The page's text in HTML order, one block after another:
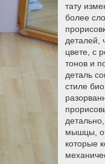
тату
более
деталей,
цвете, с
тонов и
деталь
стиле
мышцы,
которые